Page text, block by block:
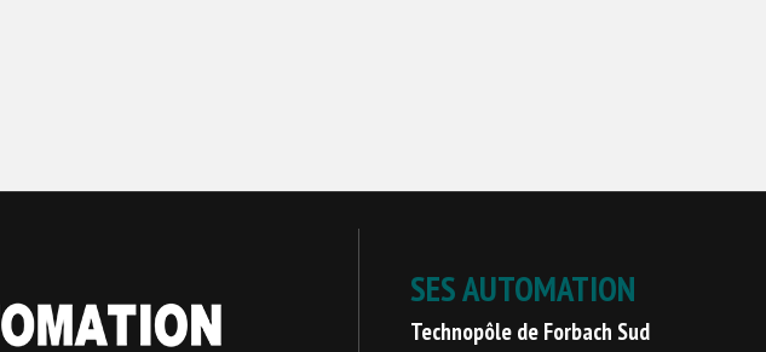
SES AUTOMATION
Technopôle de Forbach Sud